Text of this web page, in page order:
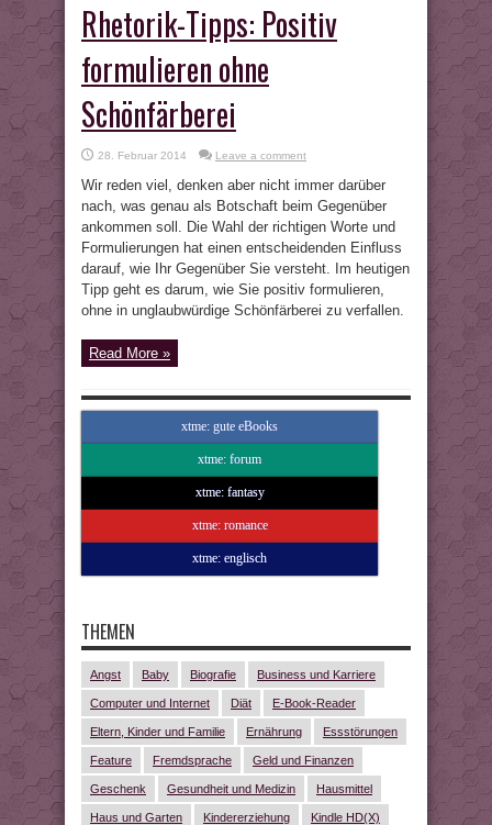
Rhetorik-Tipps: Positiv
formulieren ohne
Schönfärberei
28. Februar 2014 Leave a comment
Wir reden viel, denken aber nicht immer darüber
nach, was genau als Botschaft beim Gegenüber
ankommen soll. Die Wahl der richtigen Worte und
Formulierungen hat einen entscheidenden Einfluss
darauf, wie Ihr Gegenüber Sie versteht. Im heutigen
Tipp geht es darum, wie Sie positiv formulieren,
ohne in unglaubwürdige Schönfärberei zu verfallen.
Read More »
xtme: gute eBooks
xtme: forum
xtme: fantasy
xtme: romance
xtme: englisch
THEMEN
Angst Baby Biografie Business und Karriere
Computer und Internet Diät E-Book-Reader
Eltern, Kinder und Familie Ernährung Essstörungen
Feature Fremdsprache Geld und Finanzen
Geschenk Gesundheit und Medizin Hausmittel
Haus und Garten Kindererziehung Kindle HD(X)